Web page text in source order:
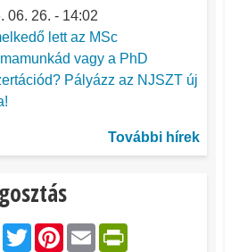
06. 26. - 14:02
lett az MSc
vagy a PhD
Pályázz az NJSZT új
További hírek
Facebook
Twitter
Pinterest
Email